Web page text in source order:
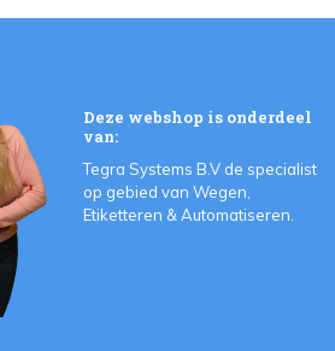
Deze webshop is onderdeel
van:
Tegra Systems B.V de specialist
op gebied van Wegen,
Etiketteren & Automatiseren.